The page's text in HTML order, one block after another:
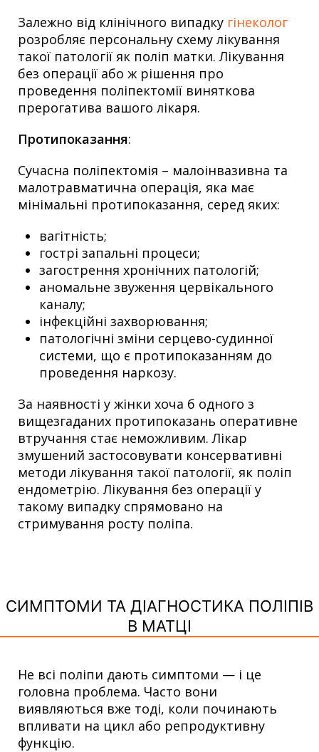
Залежно від клінічного випадку гінеколог
розробляє персональну схему лікування
такої патології як поліп матки. Лікування
без операції або ж рішення про
проведення поліпектомії виняткова
прерогатива вашого лікаря.
Протипоказання:
Сучасна поліпектомія – малоінвазивна та
малотравматична операція, яка має
мінімальні протипоказання, серед яких:
вагітність;
гострі запальні процеси;
загострення хронічних патологій;
аномальне звуження цервікального
каналу;
інфекційні захворювання;
патологічні зміни серцево-судинної
системи, що є протипоказанням до
проведення наркозу.
За наявності у жінки хоча б одного з
вищезгаданих протипоказань оперативне
втручання стає неможливим. Лікар
змушений застосовувати консервативні
методи лікування такої патології, як поліп
ендометрію. Лікування без операції у
такому випадку спрямовано на
стримування росту поліпа.
СИМПТОМИ ТА ДІАГНОСТИКА ПОЛІПІВ
В МАТЦІ
Не всі поліпи дають симптоми — і це
головна проблема. Часто вони
виявляються вже тоді, коли починають
впливати на цикл або репродуктивну
функцію.